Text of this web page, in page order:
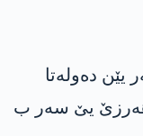
شەر یێن دەولەتا
یێ سەر ب